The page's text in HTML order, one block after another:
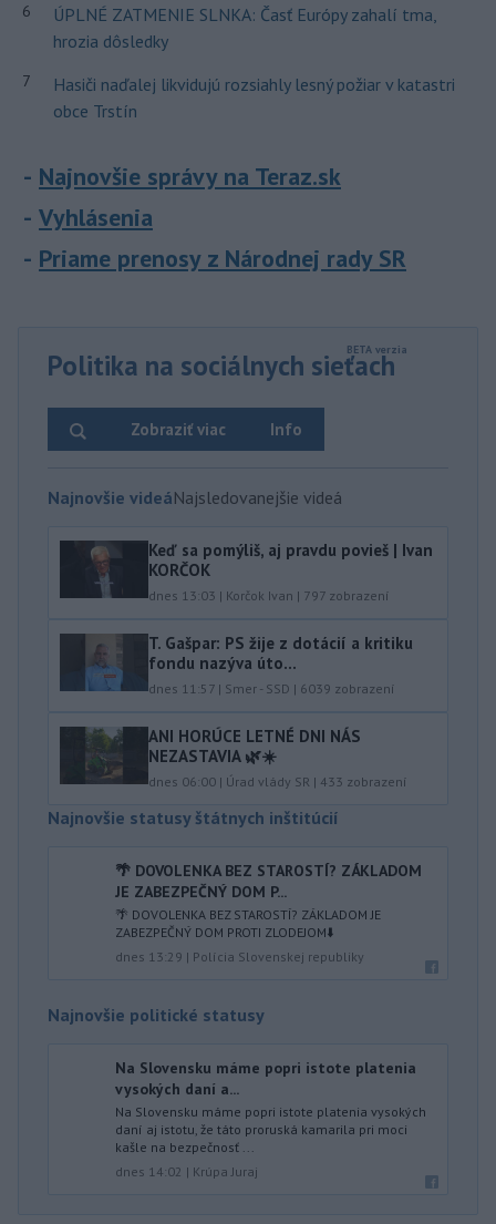
6
ÚPLNÉ ZATMENIE SLNKA: Časť Európy zahalí tma,
hrozia dôsledky
7
Hasiči naďalej likvidujú rozsiahly lesný požiar v katastri
obce Trstín
Najnovšie správy na Teraz.sk
Vyhlásenia
Priame prenosy z Národnej rady SR
Politika na sociálnych sieťach
Info
Zobraziť viac
Najnovšie videáNajsledovanejšie videá
Keď sa pomýliš, aj pravdu povieš | Ivan
KORČOK
dnes 13:03 | Korčok Ivan | 797 zobrazení
T. Gašpar: PS žije z dotácií a kritiku
fondu nazýva úto...
dnes 11:57 | Smer - SSD | 6039 zobrazení
ANI HORÚCE LETNÉ DNI NÁS
NEZASTAVIA 🌿☀️
dnes 06:00 | Úrad vlády SR | 433 zobrazení
Najnovšie statusy štátnych inštitúcií
🌴 DOVOLENKA BEZ STAROSTÍ? ZÁKLADOM
JE ZABEZPEČNÝ DOM P...
🌴 DOVOLENKA BEZ STAROSTÍ? ZÁKLADOM JE
ZABEZPEČNÝ DOM PROTI ZLODEJOM⬇️
dnes 13:29 | Polícia Slovenskej republiky
Najnovšie politické statusy
Na Slovensku máme popri istote platenia
vysokých daní a...
Na Slovensku máme popri istote platenia vysokých
daní aj istotu, že táto proruská kamarila pri moci
kašle na bezpečnosť ...
dnes 14:02 | Krúpa Juraj